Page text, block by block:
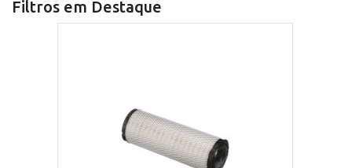
Filtros em Destaque